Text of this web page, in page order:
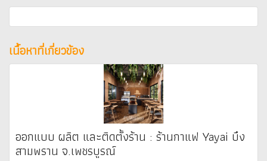
เนื้อหาที่เกี่ยวข้อง
ออกแบบ ผลิต และติดตั้งร้าน : ร้านกาแฟ Yayai บึง
สามพราน จ.เพชรบูรณ์